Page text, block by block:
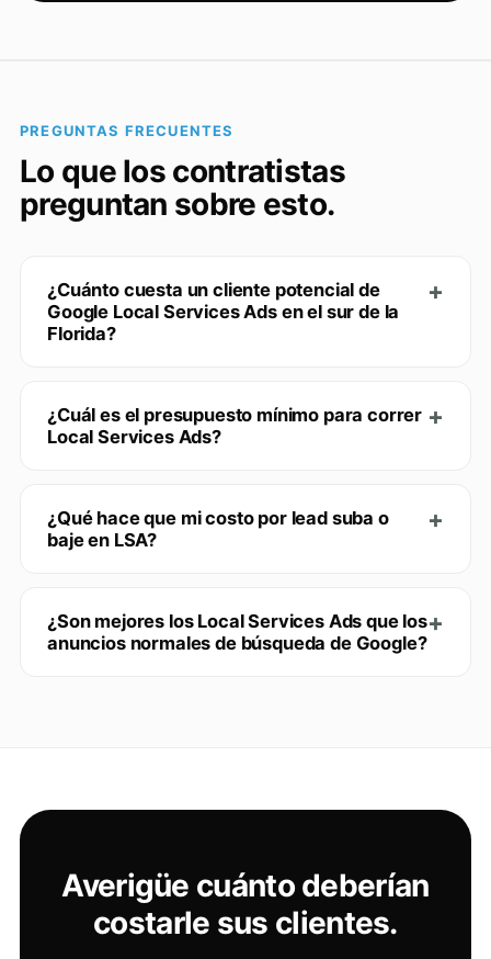
PREGUNTAS FRECUENTES
Lo que los contratistas
preguntan sobre esto.
¿Cuánto cuesta un cliente potencial de
Google Local Services Ads en el sur de la
Florida?
¿Cuál es el presupuesto mínimo para correr
Local Services Ads?
¿Qué hace que mi costo por lead suba o
baje en LSA?
¿Son mejores los Local Services Ads que los
anuncios normales de búsqueda de Google?
Averigüe cuánto deberían
costarle sus clientes.